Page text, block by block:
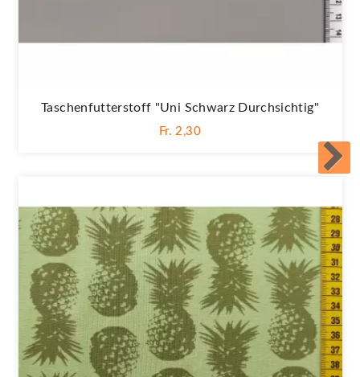
Taschenfutterstoff "Uni Schwarz Durchsichtig"
Fr. 2,30